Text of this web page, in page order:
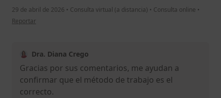
29 de abril de 2026 • Consulta virtual (a distancia) • Consulta online •
en opinión del usuario RC
Reportar
Dra. Diana Crego
Gracias por sus comentarios, me ayudan a
confirmar que el método de trabajo es el
correcto.